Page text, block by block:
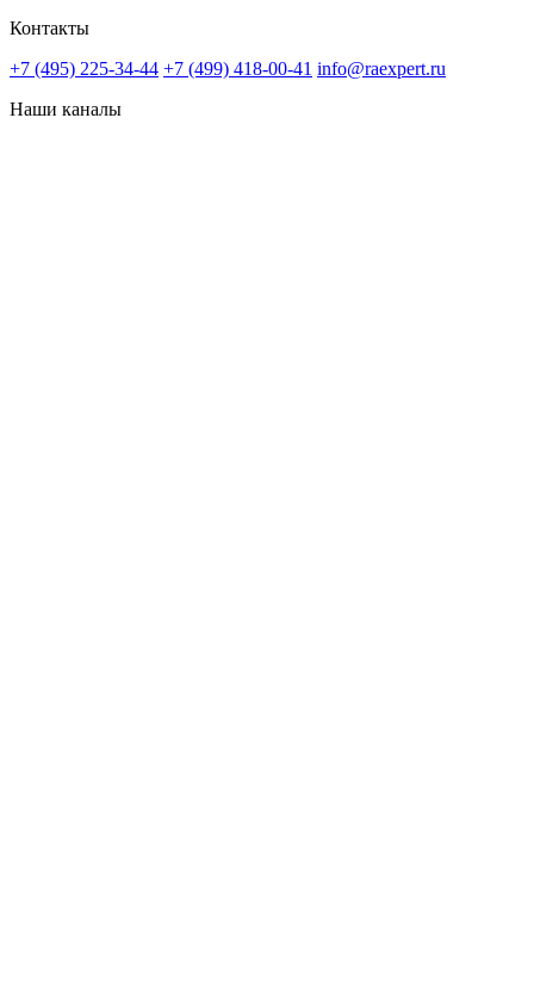
Контакты
+7 (495) 225-34-44 +7 (499) 418-00-41 info@raexpert.ru
Наши каналы